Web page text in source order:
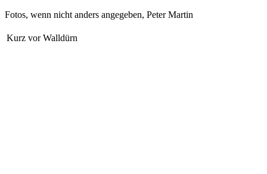
Fotos, wenn nicht anders angegeben, Peter Martin
Kurz vor Walldürn